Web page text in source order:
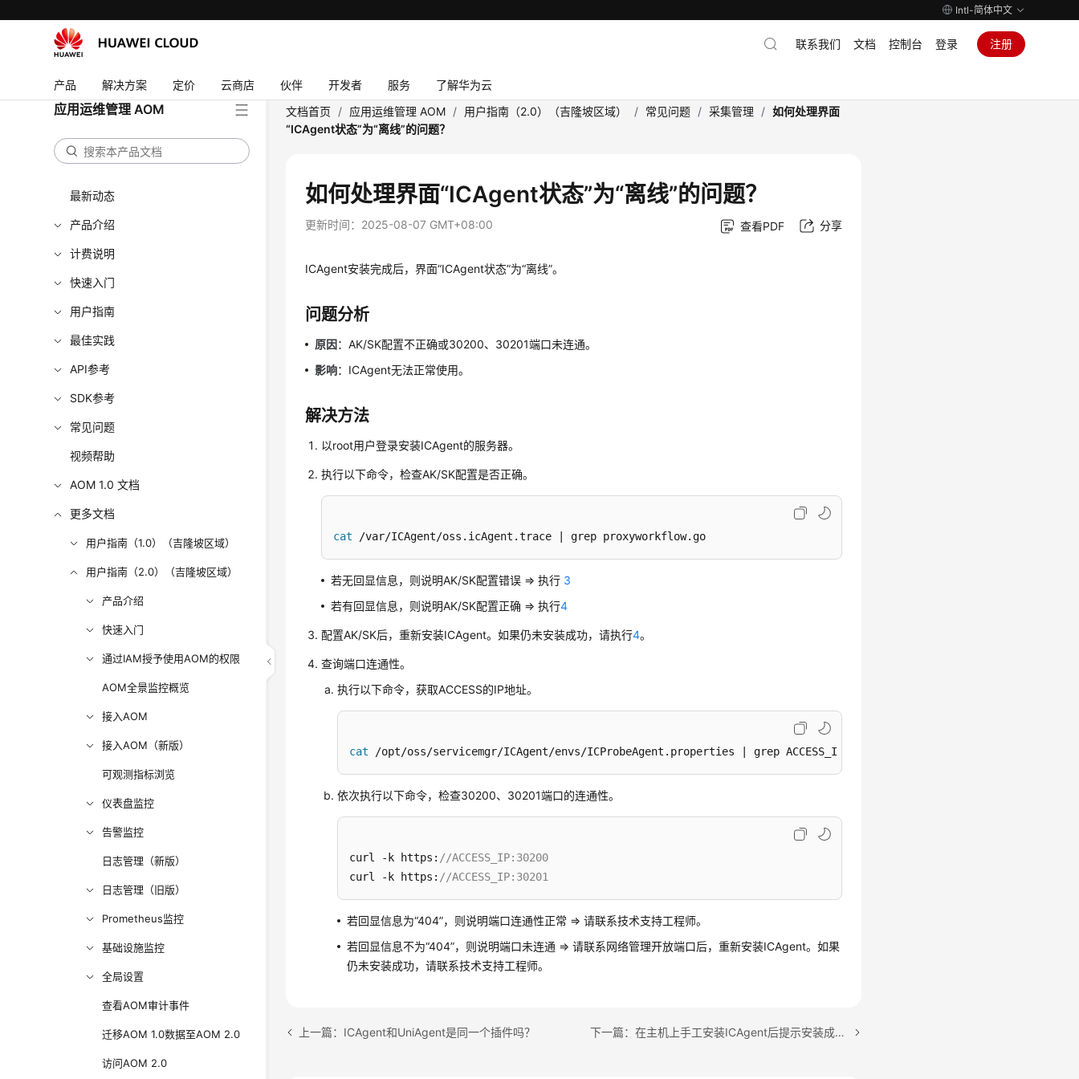
Intl-简体中文
产品 解决方案 定价 云商店 伙伴 开发者 服务 了解华为云
联系我们 文档 控制台 登录 注册
应用运维管理 AOM
最新动态
产品介绍
计费说明
快速入门
用户指南
最佳实践
API参考
SDK参考
常见问题
视频帮助
AOM 1.0 文档
更多文档
用户指南（1.0）（吉隆坡区域）
用户指南（2.0）（吉隆坡区域）
产品介绍
快速入门
通过IAM授予使用AOM的权限
AOM全景监控概览
接入AOM
接入AOM（新版）
可观测指标浏览
仪表盘监控
告警监控
日志管理（新版）
日志管理（旧版）
Prometheus监控
基础设施监控
全局设置
查看AOM审计事件
迁移AOM 1.0数据至AOM 2.0
访问AOM 2.0
文档首页 / 应用运维管理 AOM / 用户指南（2.0）（吉隆坡区域） / 常见问题 / 采集管理 / 如何处理界面
“ICAgent状态”为“离线”的问题？
如何处理界面“ICAgent状态”为“离线”的问题？
更新时间： 2025-08-07 GMT+08:00 查看PDF 分享
ICAgent安装完成后，界面“ICAgent状态”为“离线”。
问题分析
原因：AK/SK配置不正确或30200、30201端口未连通。
影响：ICAgent无法正常使用。
解决方法
以root用户登录安装ICAgent的服务器。
执行以下命令，检查AK/SK配置是否正确。
cat /var/ICAgent/oss.icAgent.trace | grep proxyworkflow.go
若无回显信息，则说明AK/SK配置错误 => 执行 3
若有回显信息，则说明AK/SK配置正确 => 执行4
配置AK/SK后，重新安装ICAgent。如果仍未安装成功，请执行4。
查询端口连通性。
执行以下命令，获取ACCESS的IP地址。
cat /opt/oss/servicemgr/ICAgent/envs/ICProbeAgent.properties | grep ACCESS_IP
依次执行以下命令，检查30200、30201端口的连通性。
curl -k https: //ACCESS_IP:30200
curl -k https: //ACCESS_IP:30201
若回显信息为“404”，则说明端口连通性正常 => 请联系技术支持工程师。
若回显信息不为“404”，则说明端口未连通 => 请联系网络管理开放端口后，重新安装ICAgent。如果
仍未安装成功，请联系技术支持工程师。
上一篇：ICAgent和UniAgent是同一个插件吗？ 下一篇：在主机上手工安装ICAgent后提示安装成功，但UniAgent管理界面显示状态异常？